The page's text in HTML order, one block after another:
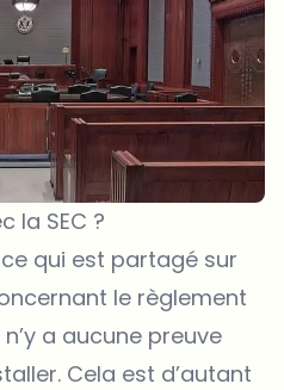
la SEC ?
qui est partagé sur
le règlement
n’y a aucune preuve
Cela est d’autant